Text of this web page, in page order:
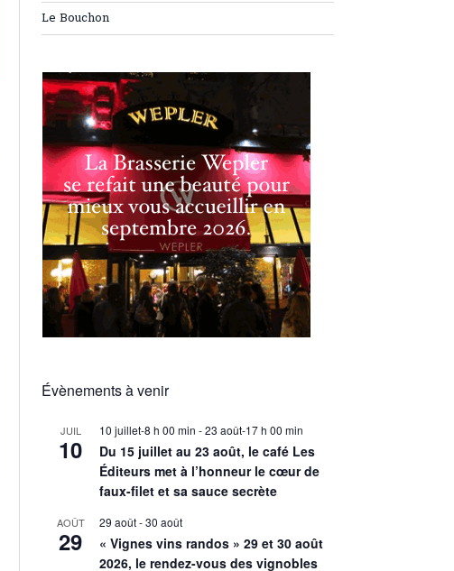
Le Bouchon
Évènements à venir
JUIL
10
10 juillet-8 h 00 min -23 août-17 h 00 min
Du 15 juillet au 23 août, le café Les
Éditeurs met à l’honneur le cœur de
faux-filet et sa sauce secrète
AOÛT
29
29 août-30 août
« Vignes vins randos » 29 et 30 août
2026, le rendez-vous des vignobles